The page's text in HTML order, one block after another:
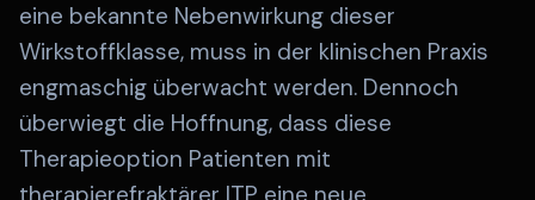
eine bekannte Nebenwirkung dieser
Wirkstoffklasse, muss in der klinischen Praxis
engmaschig überwacht werden. Dennoch
überwiegt die Hoffnung, dass diese
Therapieoption Patienten mit